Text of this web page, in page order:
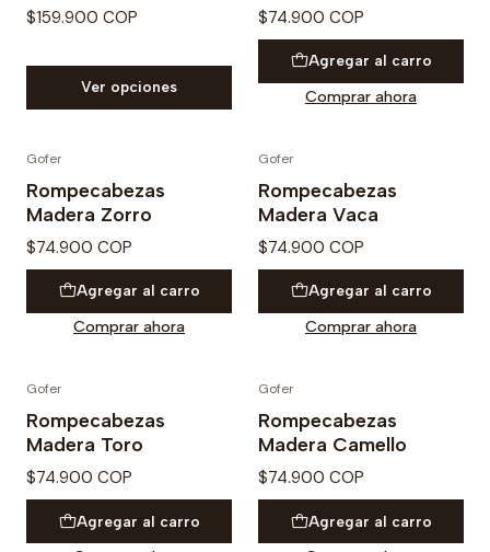
$159.900 COP
Ver opciones
$74.900 COP
Agregar al carro
Comprar ahora
Gofer
Rompecabezas
Madera Zorro
$74.900 COP
Agregar al carro
Comprar ahora
Gofer
Rompecabezas
Madera Vaca
$74.900 COP
Agregar al carro
Comprar ahora
Gofer
Rompecabezas
Madera Toro
$74.900 COP
Agregar al carro
Gofer
Rompecabezas
Madera Camello
$74.900 COP
Agregar al carro